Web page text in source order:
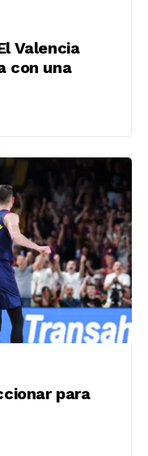
Valencia
con una
para